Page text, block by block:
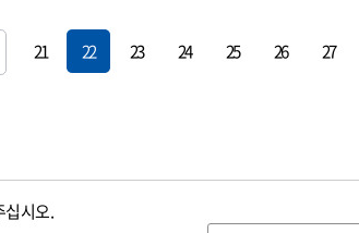
21 22 23 24 25 26 27
십시오.